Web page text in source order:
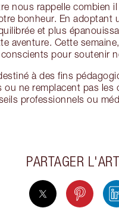
nous rappelle
bonheur. En
et plus
aventure. Cette
pour soutenir
à des fins
ne remplacent pas
professionnels ou
PARTAGER